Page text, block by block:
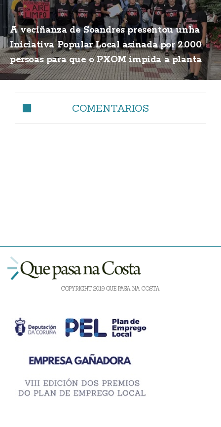
A veciñanza de Soandres presentou unha
Iniciativa Popular Local asinada por 2.000
persoas para que o PXOM impida a planta
de biogás
COMENTARIOS
COPYRIGHT 2019 QUE PASA NA COSTA